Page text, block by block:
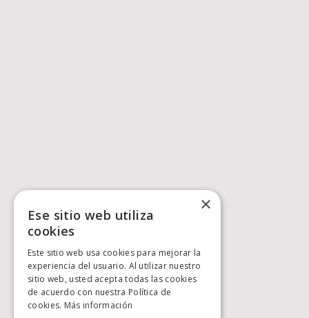
×
Ese sitio web utiliza
cookies
Este sitio web usa cookies para mejorar la
experiencia del usuario. Al utilizar nuestro
sitio web, usted acepta todas las cookies
de acuerdo con nuestra Política de
cookies. Más información